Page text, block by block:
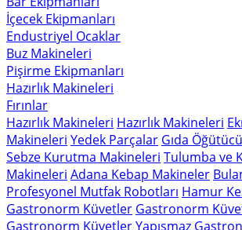
İçecek Ekipmanları
Endustriyel Ocaklar
Buz Makineleri
Pişirme Ekipmanları
Hazırlık Makineleri
Fırınlar
Hazırlık Makineleri Hazırlık Makineleri
Makineleri Yedek Parçalar Gıda
Sebze Kurutma Makineleri Tulumba ve
Makineleri Adana Kebap Makineler
Profesyonel Mutfak Robotları Hamur
Gastronorm Küvetler Gastronorm
Gastronorm KüvetlerYapışmaz